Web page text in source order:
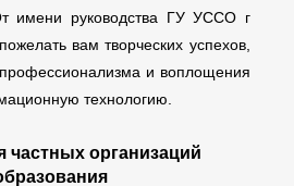
имени руководства ГУ УССО г
вам творческих успехов,
и воплощения
технологию.
частных организаций